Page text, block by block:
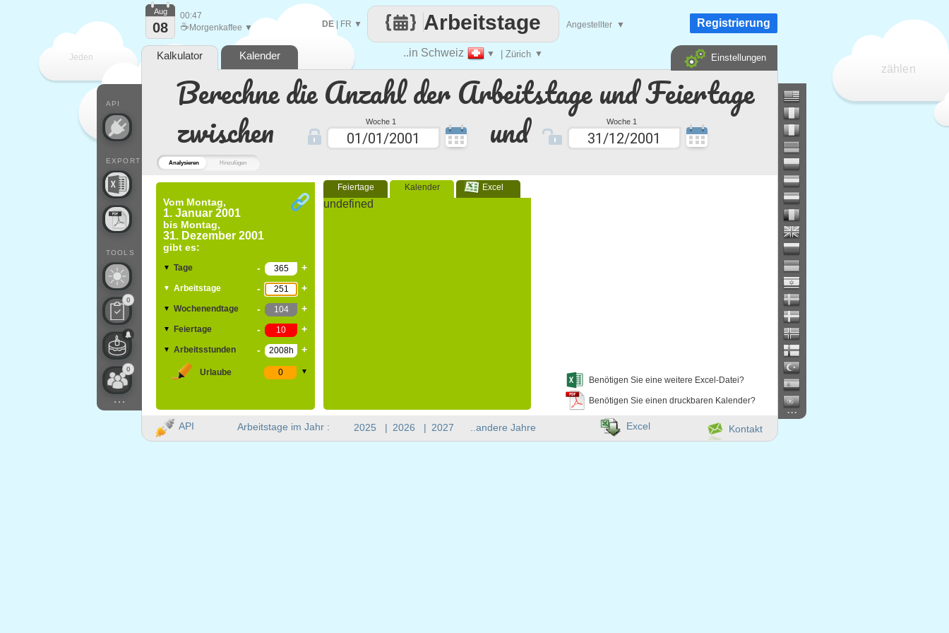
Analysieren Hinzufügen
Berechne die Anzahl der Arbeitstage und Feiertage
zwischen
Woche 1 und Woche 1
Vom Montag,
1. Januar 2001
bis Montag,
31. Dezember 2001
gibt es:
▼ Tage - +
▼ Arbeitstage - +
▼ Wochenendtage - +
▼ Feiertage - +
▼ Arbeitsstunden - +
Urlaube ▼
Feiertage Kalender Excel
undefined
Benötigen Sie eine weitere Excel-Datei?
Benötigen Sie einen druckbaren Kalender?
Jeden
zählen
..in Schweiz ▼ | Zürich ▼
Arbeitstage
DE| FR ▼ Angestellter ▼
API
EXPORT
TOOLS
0
0
...
Aug
08
00:47
☕ Morgenkaffee ▼ Registrierung
Kalkulator Kalender Einstellungen
Arbeitstage im Jahr : 2025 | 2026 | 2027 ..andere Jahre
...
API Kontakt
Excel